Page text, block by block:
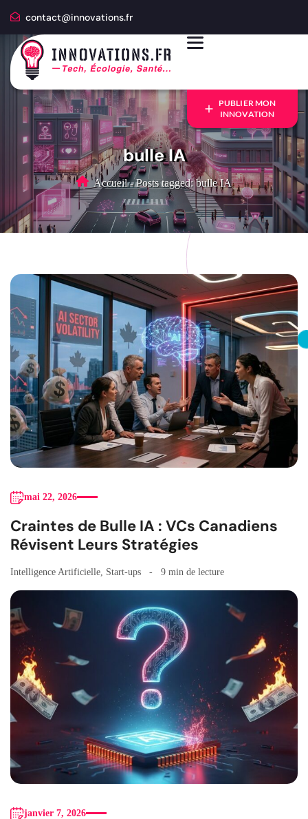
contact@innovations.fr
PUBLIER MON
INNOVATION
bulle IA
Accueil - Posts tagged: bulle IA
mai 22, 2026
Craintes de Bulle IA : VCs Canadiens
Révisent Leurs Stratégies
Intelligence Artificielle Start-ups 9 min de lecture
janvier 7, 2026